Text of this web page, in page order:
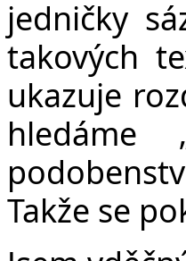
jedničky
takových
ukazuje
hledáme
Takže se